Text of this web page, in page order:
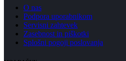
O nas
Podpora uporabnikom
Servisni zahtevek
Zasebnost in piškotki
Splošni pogoji poslovanja